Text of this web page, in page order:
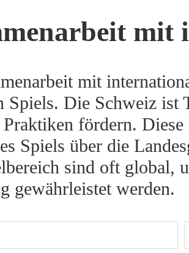
mit
mit
Spiels. Die Schweiz ist
Praktiken fördern.
Spiels über die
sind oft global,
gewährleistet werden.